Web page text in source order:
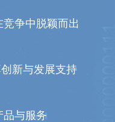
争中脱颖而出
新与发展支持
品与服务